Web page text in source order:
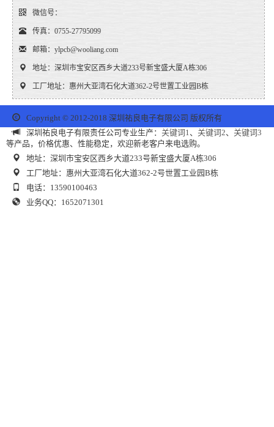
微信号：
传真：0755-27795099
邮箱：ylpcb@wooliang.com
地址：深圳市宝安区西乡大道233号新宝盛大厦A栋306
工厂地址：惠州大亚湾石化大道362-2号世置工业园B栋
Copyright © 2012-2018 深圳祐良电子有限公司 版权所有
深圳祐良电子有限责任公司专业生产： 关键词1、 关键词2、 关键词3
等产品，价格优惠、性能稳定，欢迎新老客户来电选购。
地址：深圳市宝安区西乡大道233号新宝盛大厦A栋306
工厂地址：惠州大亚湾石化大道362-2号世置工业园B栋
电话：13590100463
业务QQ：1652071301